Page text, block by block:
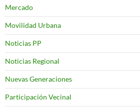
Mercado
Movilidad Urbana
Noticias PP
Noticias Regional
Nuevas Generaciones
Participación Vecinal